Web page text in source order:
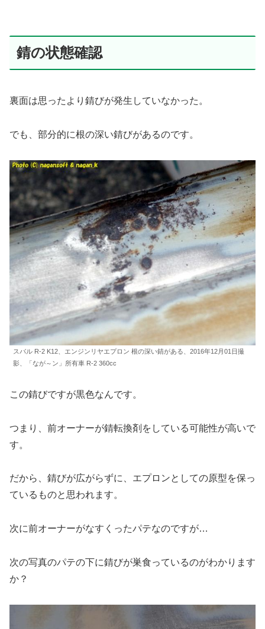
錆の状態確認
裏面は思ったより錆びが発生していなかった。
でも、部分的に根の深い錆びがあるのです。
スバル R-2 K12、エンジンリヤエプロン 根の深い錆がある、2016年12月01日撮
影、「なが～ン」所有車 R-2 360cc
この錆びですが黒色なんです。
つまり、前オーナーが錆転換剤をしている可能性が高いで
す。
だから、錆びが広がらずに、エプロンとしての原型を保っ
ているものと思われます。
次に前オーナーがなすくったパテなのですが…
次の写真のパテの下に錆びが巣食っているのがわかります
か？